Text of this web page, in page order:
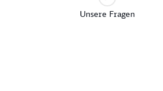
Unsere Fragen